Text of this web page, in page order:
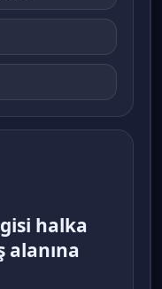
halka
alanına